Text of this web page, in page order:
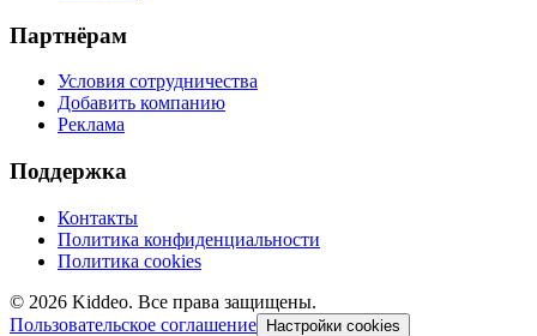
Партнёрам
Условия сотрудничества
Добавить компанию
Реклама
Поддержка
Контакты
Политика конфиденциальности
Политика cookies
© 2026 Kiddeo. Все права защищены.
Пользовательское соглашение
Настройки cookies